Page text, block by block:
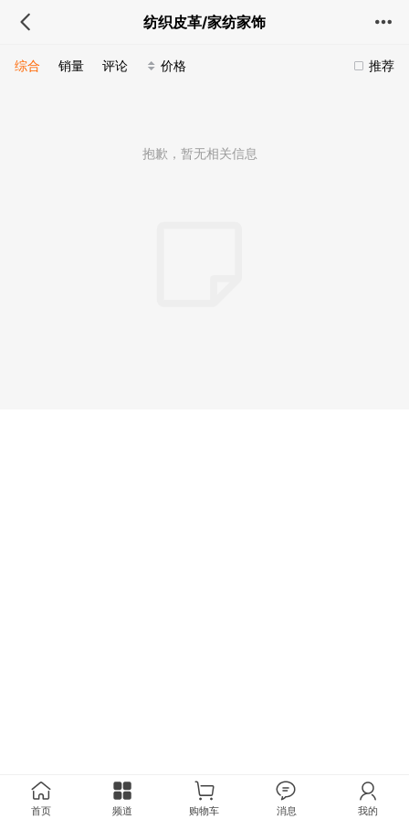
纺织皮革/家纺家饰
推荐
综合 销量 评论 价格
抱歉，暂无相关信息
首页 频道 购物车 消息 我的